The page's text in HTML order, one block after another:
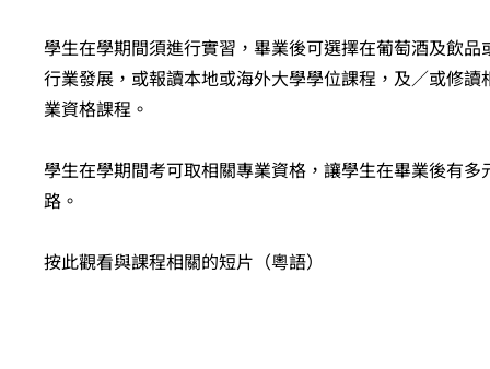
學生在學期間須進行實習，畢業後可選擇在葡萄酒及飲品
行業發展，或報讀本地或海外大學學位課程，及／或修讀
業資格課程。
學生在學期間考可取相關專業資格，讓學生在畢業後有多
路。
按此觀看與課程相關的短片（粵語）